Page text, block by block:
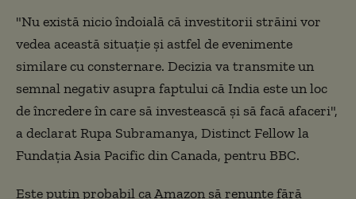
"Nu există nicio îndoială că investitorii străini vor
vedea această situație și astfel de evenimente
similare cu consternare. Decizia va transmite un
semnal negativ asupra faptului că India este un loc
de încredere în care să investească și să facă afaceri",
a declarat Rupa Subramanya, Distinct Fellow la
Fundația Asia Pacific din Canada, pentru BBC.
Este puțin probabil ca Amazon să renunțe fără